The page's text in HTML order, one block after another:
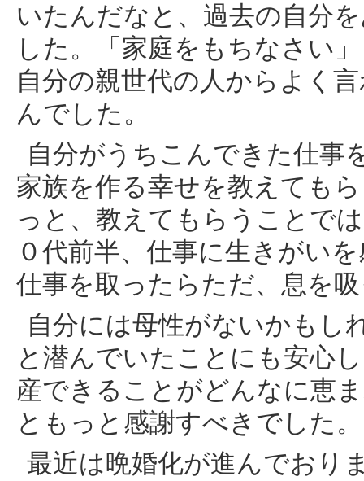
いたんだなと、過去の自分
した。「家庭をもちなさい
自分の親世代の人からよく
んでした。
自分がうちこんできた仕事
家族を作る幸せを教えても
っと、教えてもらうことで
０代前半、仕事に生きがい
仕事を取ったらただ、息を
自分には母性がないかもし
と潜んでいたことにも安心
産できることがどんなに恵
ともっと感謝すべきでした。
最近は晩婚化が進んでおり